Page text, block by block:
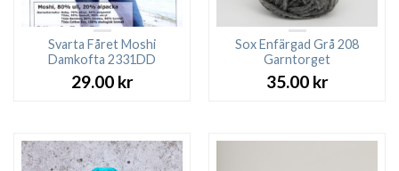
Svarta Fåret Moshi
Damkofta 2331DD
29.00 kr
Sox Enfärgad Grå 208
Garntorget
35.00 kr